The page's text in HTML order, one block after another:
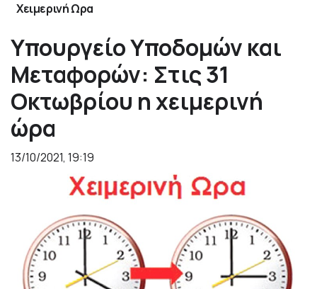
Χειμερινή Ωρα
Υπουργείο Υποδομών και
Μεταφορών: Στις 31
Οκτωβρίου η χειμερινή
ώρα
13/10/2021, 19:19